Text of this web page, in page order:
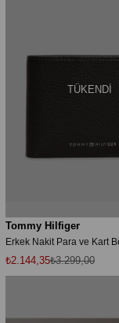
TÜKENDI
Tommy Hilfiger
₺2.144,35₺3.299,00